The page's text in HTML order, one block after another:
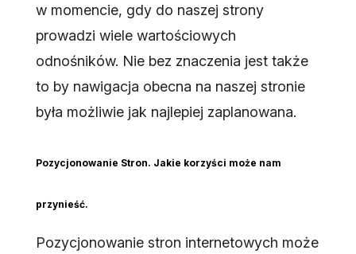
w momencie, gdy do naszej strony
prowadzi wiele wartościowych
odnośników. Nie bez znaczenia jest także
to by nawigacja obecna na naszej stronie
była możliwie jak najlepiej zaplanowana.
Pozycjonowanie Stron. Jakie korzyści może nam
przynieść.
Pozycjonowanie stron internetowych może